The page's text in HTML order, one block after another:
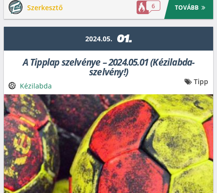
Szerkesztő 6 TOVÁBB
2024.05. 01.
A Tipplap szelvénye – 2024.05.01 (Kézilabda-
szelvény!)
Kézilabda Tipp